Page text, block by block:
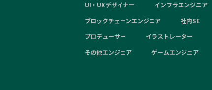
UI・UXデザイナー
インフラエンジニア
ブロックチェーンエンジニア
社内SE
プロデューサー
イラストレーター
その他エンジニア
ゲームエンジニア